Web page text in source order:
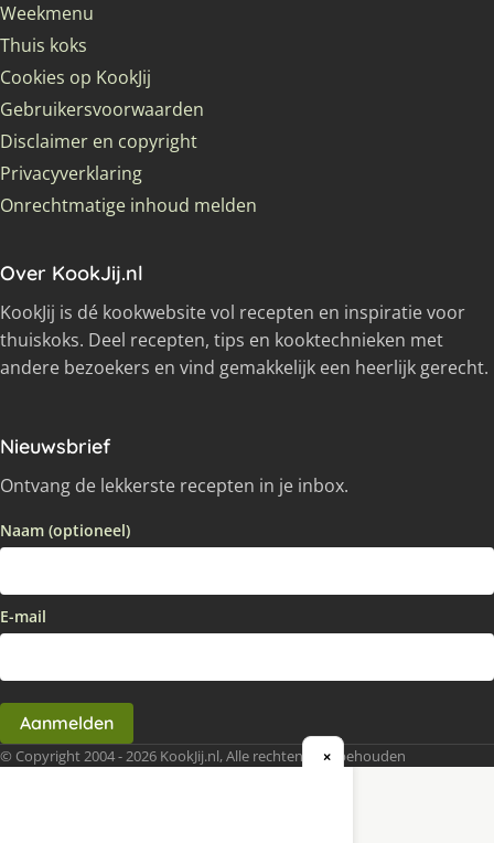
Weekmenu
Thuis koks
Cookies op KookJij
Gebruikersvoorwaarden
Disclaimer en copyright
Privacyverklaring
Onrechtmatige inhoud melden
Over KookJij.nl
KookJij is dé kookwebsite vol recepten en inspiratie voor
thuiskoks. Deel recepten, tips en kooktechnieken met
andere bezoekers en vind gemakkelijk een heerlijk gerecht.
Nieuwsbrief
Ontvang de lekkerste recepten in je inbox.
Naam (optioneel)
E-mail
Aanmelden
© Copyright 2004 - 2026 KookJij.nl, Alle rechten voorbehouden
×